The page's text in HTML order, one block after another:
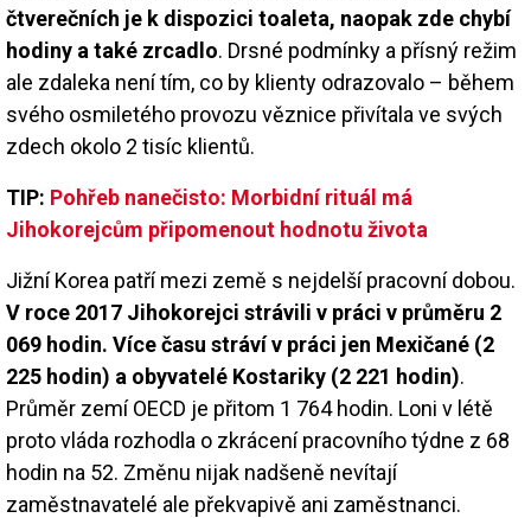
čtverečních je k dispozici toaleta, naopak zde chybí
hodiny a také zrcadlo. Drsné podmínky a přísný režim
ale zdaleka není tím, co by klienty odrazovalo – během
svého osmiletého provozu věznice přivítala ve svých
zdech okolo 2 tisíc klientů.
TIP: Pohřeb nanečisto: Morbidní rituál má
Jihokorejcům připomenout hodnotu života
Jižní Korea patří mezi země s nejdelší pracovní dobou.
V roce 2017 Jihokorejci strávili v práci v průměru 2
069 hodin. Více času stráví v práci jen Mexičané (2
225 hodin) a obyvatelé Kostariky (2 221 hodin).
Průměr zemí OECD je přitom 1 764 hodin. Loni v létě
proto vláda rozhodla o zkrácení pracovního týdne z 68
hodin na 52. Změnu nijak nadšeně nevítají
zaměstnavatelé ale překvapivě ani zaměstnanci.